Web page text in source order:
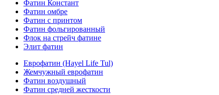
Фатин Констант
Фатин омбре
Фатин с принтом
Фатин фольгированный
Флок на стрейч фатине
Элит фатин
Еврофатин (Hayel Life Tul)
Жемчужный еврофатин
Фатин воздушный
Фатин средней жесткости